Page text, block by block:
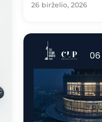
26 birželio, 2026